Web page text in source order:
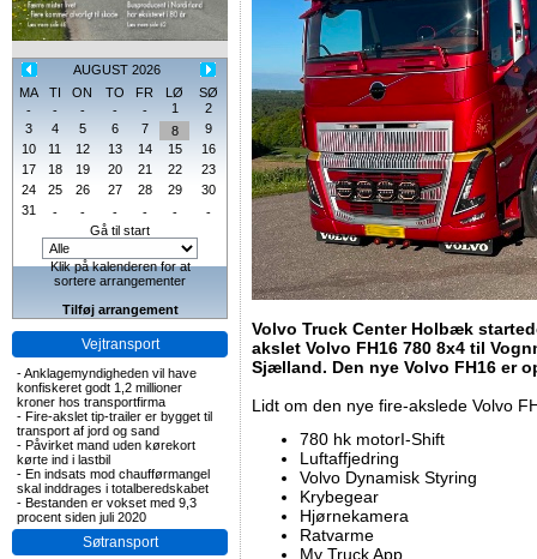
AUGUST 2026
MA
TI ON TO FR LØ
SØ
-
- - - - 1
2
3
4 5 6 7 8
9
10
11 12 13 14 15
16
17
18 19 20 21 22
23
24
25 26 27 28 29
30
31
- - - - -
-
Gå til start
Klik på kalenderen for at
sortere arrangementer
Tilføj arrangement
Vejtransport
-Anklagemyndigheden vil have
konfiskeret godt 1,2 millioner
kroner hos transportfirma
- Fire-akslet tip-trailer er bygget til
transport af jord og sand
- Påvirket mand uden kørekort
kørte ind i lastbil
- En indsats mod chaufførmangel
skal inddrages i totalberedskabet
- Bestanden er vokset med 9,3
procent siden juli 2020
Søtransport
Volvo Truck Center Holbæk
akslet Volvo FH16 780 8x4 til
Sjælland. Den nye Volvo FH16 er
Lidt om den nye fire-akslede Volvo
780 hk motorI-Shift
Luftaffjedring
Volvo Dynamisk Styring
Krybegear
Hjørnekamera
Ratvarme
My Truck App